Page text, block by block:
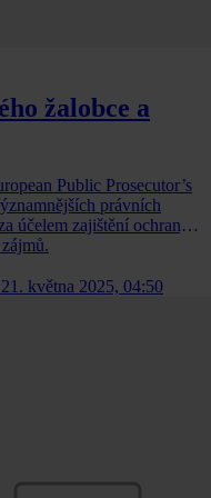
žalobce a
Public Prosecutor’s
právních
účelem zajištění ochrany a
21. května 2025, 04:50